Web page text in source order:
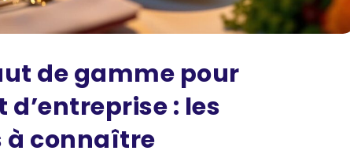
de gamme pour
: les
connaître